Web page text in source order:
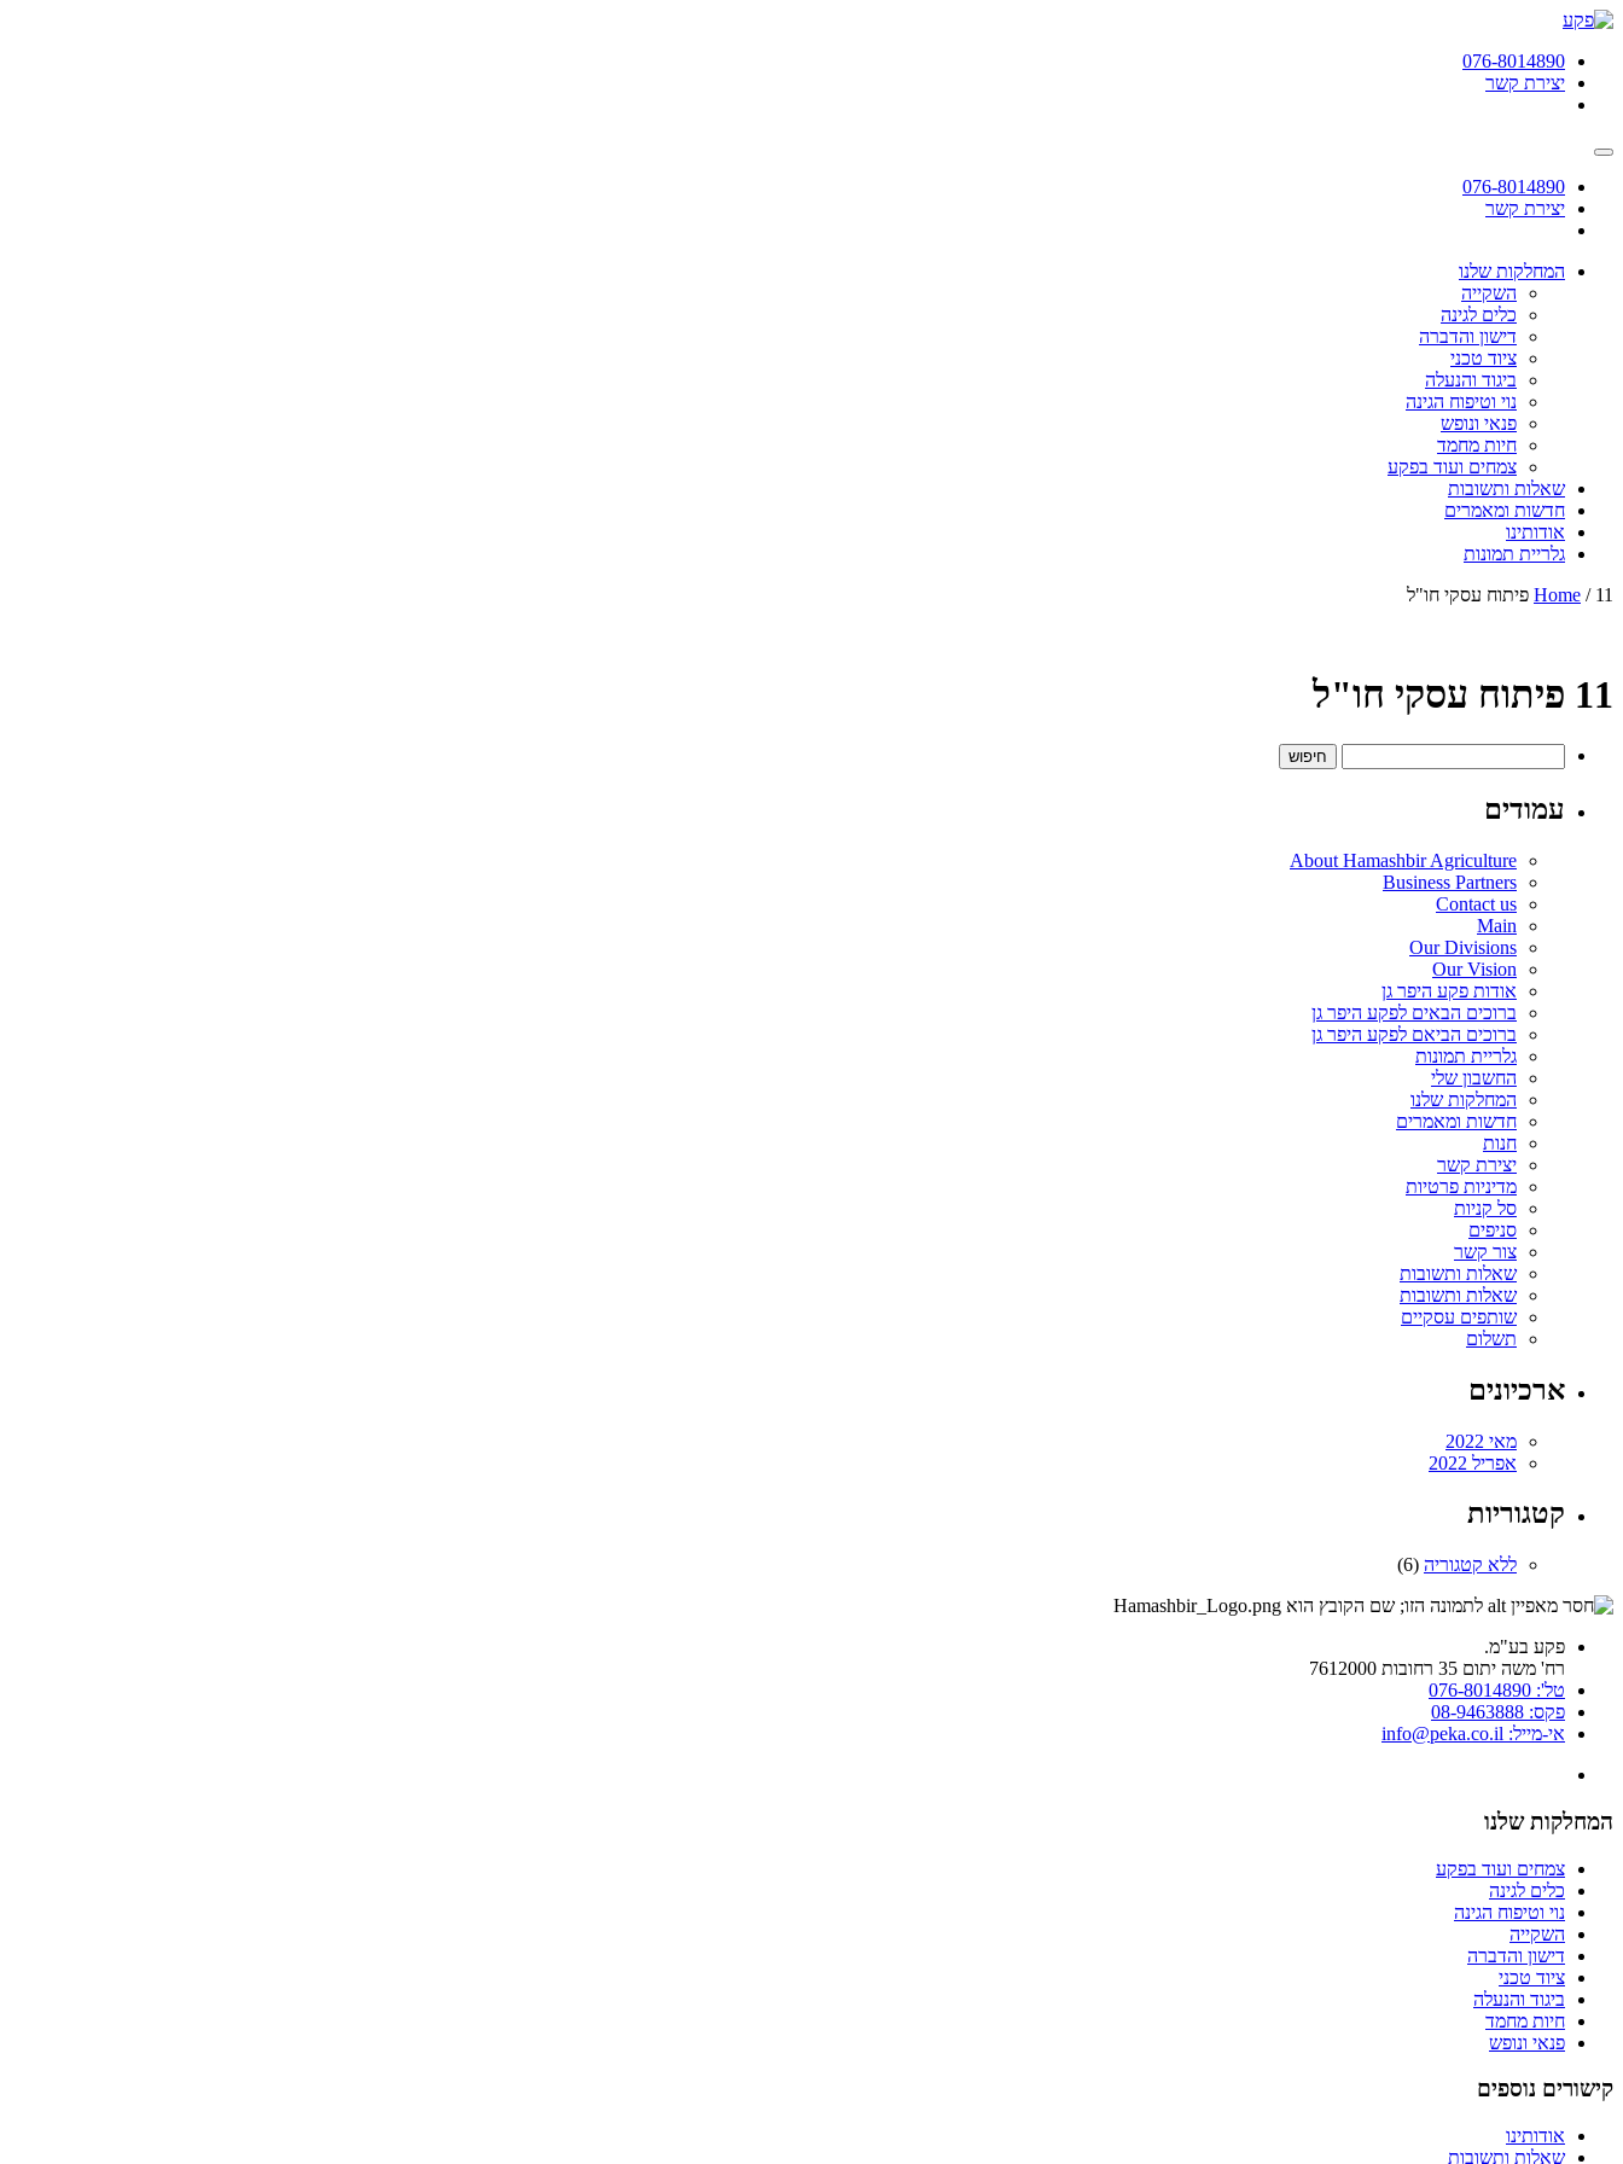
תחילתו
אינטרנט,
לחץ
כדי
לאזור
תוכן
מרכזי
076-8014890
יצירת קשר
076-8014890
יצירת קשר
המחלקות שלנו
השקייה
כלים לגינה
דישון והדברה
ציוד טכני
ביגוד והנעלה
נוי וטיפוח הגינה
פנאי ונופש
חיות מחמד
צמחים ועוד בפקע
שאלות ותשובות
חדשות ומאמרים
אודותינו
גלריית תמונות
Home / 11 פיתוח עסקי חו"ל
11 פיתוח עסקי חו"ל
עמודים
About Hamashbir Agriculture
Business Partners
Contact us
Main
Our Divisions
Our Vision
אודות פקע היפר גן
ברוכים הבאים לפקע היפר גן
ברוכים הביאם לפקע היפר גן
גלריית תמונות
החשבון שלי
המחלקות שלנו
חדשות ומאמרים
חנות
יצירת קשר
מדיניות פרטיות
סל קניות
סניפים
צור קשר
שאלות ותשובות
שאלות ותשובות
שותפים עסקיים
תשלום
ארכיונים
מאי 2022
אפריל 2022
קטגוריות
ללא קטגוריה (6)
פקע בע"מ.
רח' משה יתום 35 רחובות 7612000
טל': 076-8014890
פקס: 08-9463888
אי-מייל: info@peka.co.il
המחלקות שלנו
צמחים ועוד בפקע
כלים לגינה
נוי וטיפוח הגינה
השקייה
דישון והדברה
ציוד טכני
ביגוד והנעלה
חיות מחמד
פנאי ונופש
קישורים נוספים
אודותינו
שאלות ותשובות